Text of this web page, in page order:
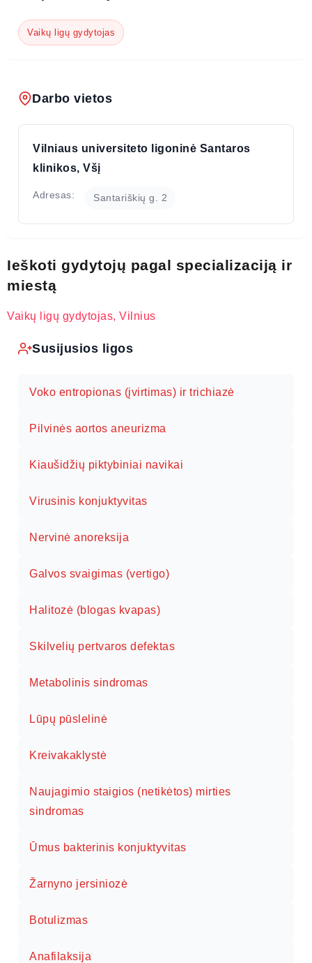
Vaikų ligų gydytojas
Darbo vietos
Vilniaus universiteto ligoninė Santaros
klinikos, Všį
Adresas: Santariškių g. 2
Ieškoti gydytojų pagal specializaciją ir
miestą
Vaikų ligų gydytojas, Vilnius
Susijusios ligos
Voko entropionas (įvirtimas) ir trichiazė
Pilvinės aortos aneurizma
Kiaušidžių piktybiniai navikai
Virusinis konjuktyvitas
Nervinė anoreksija
Galvos svaigimas (vertigo)
Halitozė (blogas kvapas)
Skilvelių pertvaros defektas
Metabolinis sindromas
Lūpų pūslelinė
Kreivakaklystė
Naujagimio staigios (netikėtos) mirties
sindromas
Ūmus bakterinis konjuktyvitas
Žarnyno jersiniozė
Botulizmas
Anafilaksija